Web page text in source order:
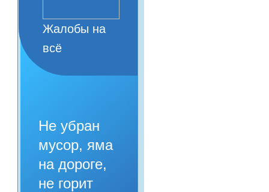
Жалобы на
всё
Не убран
мусор, яма
на дороге,
не горит